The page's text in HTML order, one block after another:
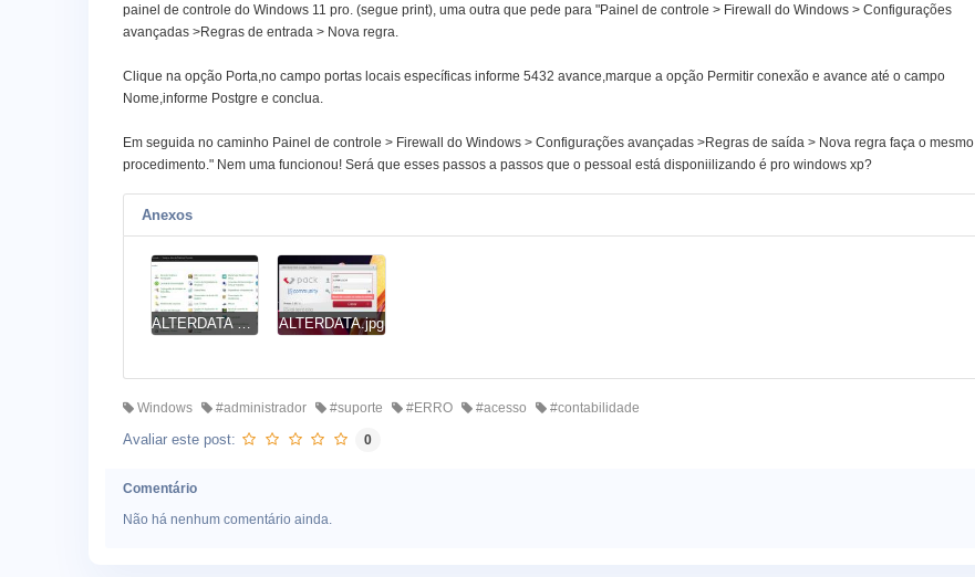
painel de controle do Windows 11 pro. (segue print), uma outra que pede para "Painel de controle > Firewall do Windows > Configurações
avançadas >Regras de entrada > Nova regra.
Clique na opção Porta,no campo portas locais específicas informe 5432 avance,marque a opção Permitir conexão e avance até o campo
Nome,informe Postgre e conclua.
Em seguida no caminho Painel de controle > Firewall do Windows > Configurações avançadas >Regras de saída > Nova regra faça o mesmo
procedimento." Nem uma funcionou! Será que esses passos a passos que o pessoal está disponiilizando é pro windows xp?
Anexos
ALTERDATA.jpg
Windows #administrador #suporte #ERRO #acesso #contabilidade
Avaliar este post: 0
Comentário
Não há nenhum comentário ainda.